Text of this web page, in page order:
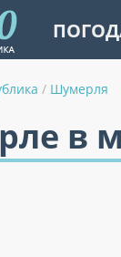
/ Шумерля
в